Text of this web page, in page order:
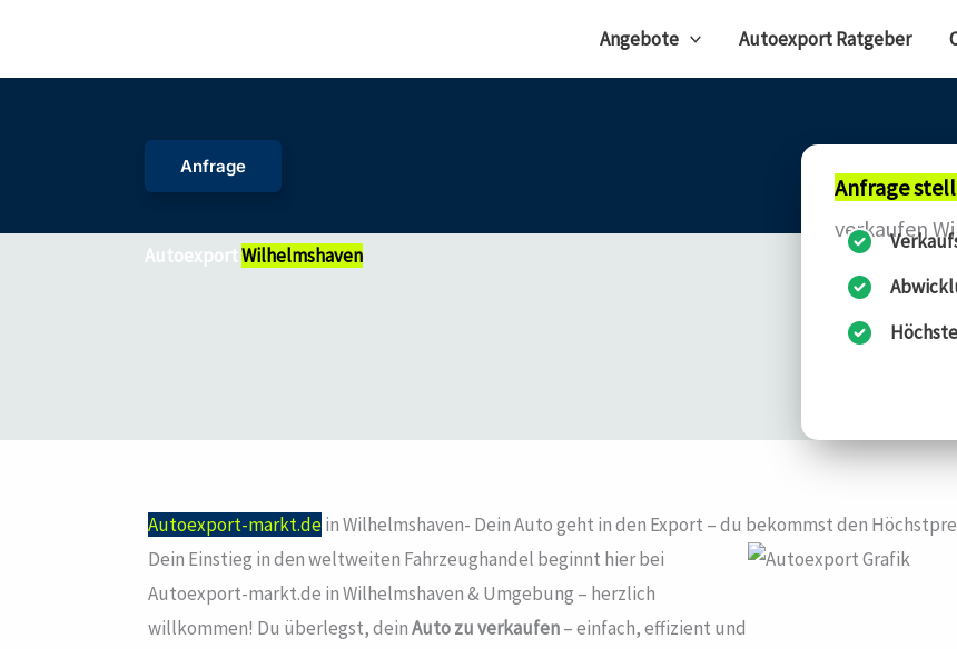
springen
Angebote Autoexport Ratgeber
AutoexportWilhelmshaven
Anfrage
Anfrage
verkaufen
Autoexport-markt.de in Wilhelmshaven- Dein Auto geht in den Export – du bekommst den
Dein Einstieg in den weltweiten Fahrzeughandel beginnt hier bei
Autoexport-markt.de in Wilhelmshaven & Umgebung – herzlich
willkommen! Du überlegst, deinAuto zu verkaufen– einfach, effizient und